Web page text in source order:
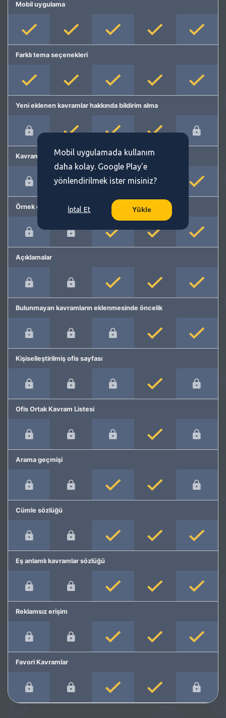
Mobil uygulama
Farklı tema seçenekleri
Yeni eklenen kavramlar hakkında bildirim alma
Kavram önerme
Örnek cümleler
Açıklamalar
Bulunmayan kavramların eklenmesinde öncelik
Kişiselleştirilmiş ofis sayfası
Ofis Ortak Kavram Listesi
Arama geçmişi
Cümle sözlüğü
Eş anlamlı kavramlar sözlüğü
Reklamsız erişim
Favori Kavramlar
Mobil uygulamada kullanım
daha kolay. Google Play'e
yönlendirilmek ister misiniz?
İptal Et Yükle